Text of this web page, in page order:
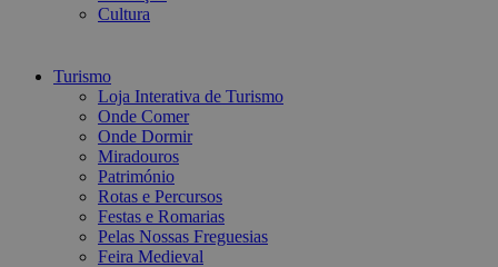
Cultura
Turismo
Loja Interativa de Turismo
Onde Comer
Onde Dormir
Miradouros
Património
Rotas e Percursos
Festas e Romarias
Pelas Nossas Freguesias
Feira Medieval